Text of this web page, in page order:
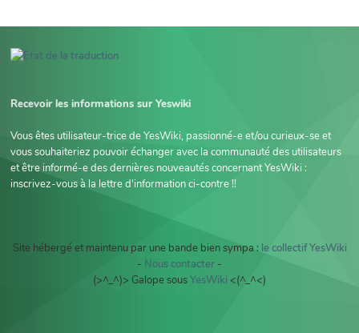
Recevoir les informations sur Yeswiki
Vous êtes utilisateur-trice de YesWiki, passionné-e et/ou curieux-se et
vous souhaiteriez pouvoir échanger avec la communauté des utilisateurs
et être informé-e des dernières nouveautés concernant YesWiki :
inscrivez-vous à la lettre d'information ci-contre !!
Site hébergé et maintenu par une bande bien sympa : le collectif YesWiki
- Nous contacter -
(>^_^)> Galope sousYesWiki <(^_^<)